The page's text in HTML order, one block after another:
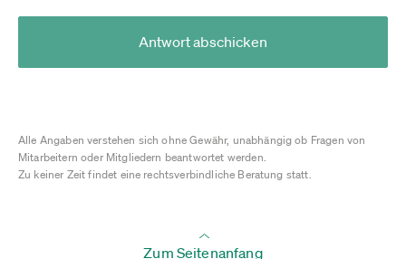
Antwort abschicken
Alle Angaben verstehen sich ohne Gewähr, unabhängig ob Fragen von
Mitarbeitern oder Mitgliedern beantwortet werden.
Zu keiner Zeit findet eine rechtsverbindliche Beratung statt.
Zum Seitenanfang